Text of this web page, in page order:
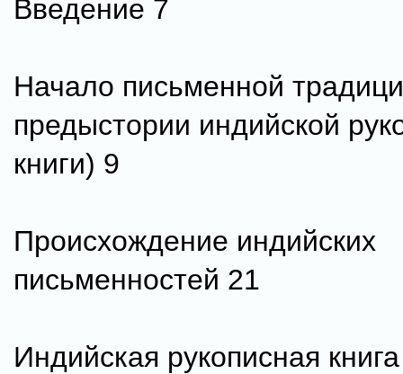
Введение 7
Начало письменной
предыстории индийской
книги) 9
Происхождение индийских
письменностей 21
Индийская рукописная